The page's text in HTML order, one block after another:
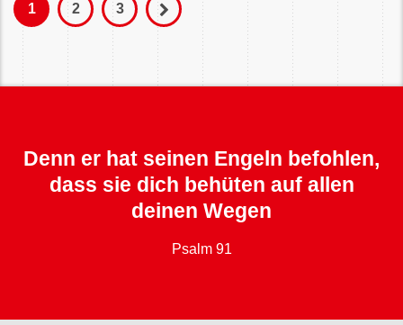
1 2 3
Denn er hat seinen Engeln befohlen,
dass sie dich behüten auf allen
deinen Wegen
Psalm 91